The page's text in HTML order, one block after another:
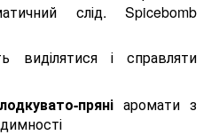
слід. Spicebomb
виділятися і справляти
пряні аромати з